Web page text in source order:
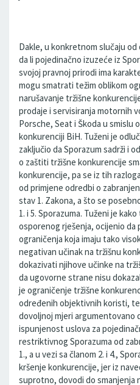
Dakle, u konkretnom slučaju
da li pojedinačno izuzeće iz
svojoj pravnoj prirodi ima
mogu smatrati težim oblikom
narušavanje tržišne
prodaje i servisiranja motornih
Porsche, Seat i Škoda u smislu
konkurenciji BiH. Tuženi je
zaključio da Sporazum sadrži i
o zaštiti tržišne konkurencije
konkurencije, pa se iz tih
od primjene odredbi o
stav 1. Zakona, a što se
1. i 5. Sporazuma. Tuženi je
osporenog rješenja, ocijenio da
ograničenja koja imaju tako
negativan učinak na tržišnu
dokazivati njihove učinke na
da ugovorne strane nisu
je ograničenje tržišne
određenih objektivnih koristi,
dovoljnoj mjeri argumentovano
ispunjenost uslova za
restriktivnog Sporazuma od
1., a u vezi sa članom 2. i 4.,
kršenje konkurencije, jer iz
suprotno, dovodi do smanjenja